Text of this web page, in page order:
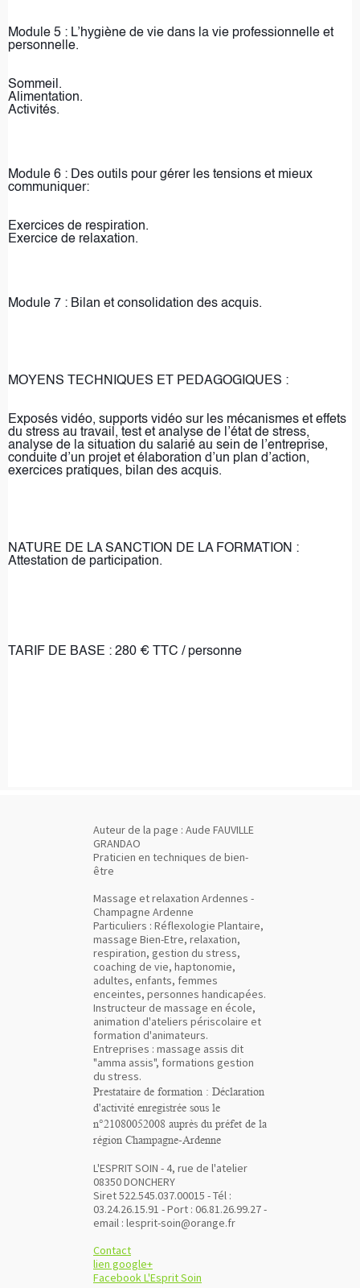
Module 5 : L’hygiène de vie dans la vie professionnelle et
personnelle.
Sommeil.
Alimentation.
Activités.
Module 6 : Des outils pour gérer les tensions et mieux
communiquer:
Exercices de respiration.
Exercice de relaxation.
Module 7 : Bilan et consolidation des acquis.
MOYENS TECHNIQUES ET PEDAGOGIQUES :
Exposés vidéo, supports vidéo sur les mécanismes et effets
du stress au travail, test et analyse de l’état de stress,
analyse de la situation du salarié au sein de l’entreprise,
conduite d’un projet et élaboration d’un plan d’action,
exercices pratiques, bilan des acquis.
NATURE DE LA SANCTION DE LA FORMATION :
Attestation de participation.
TARIF DE BASE : 280 € TTC / personne
Auteur de la page : Aude FAUVILLE
GRANDAO
Praticien en techniques de bien-
être
Massage et relaxation Ardennes -
Champagne Ardenne
Particuliers : Réflexologie Plantaire,
massage Bien-Etre, relaxation,
respiration, gestion du stress,
coaching de vie, haptonomie,
adultes, enfants, femmes
enceintes, personnes handicapées.
Instructeur de massage en école,
animation d'ateliers périscolaire et
formation d'animateurs.
Entreprises : massage assis dit
"amma assis", formations gestion
du stress.
Prestataire de formation : Déclaration
d'activité enregistrée sous le
n°21080052008 auprès du préfet de la
région Champagne-Ardenne
L'ESPRIT SOIN - 4, rue de l'atelier
08350 DONCHERY
Siret 522.545.037.00015 - Tél :
03.24.26.15.91 - Port : 06.81.26.99.27 -
email : lesprit-soin@orange.fr
Contact
lien google+
Facebook L'Esprit Soin